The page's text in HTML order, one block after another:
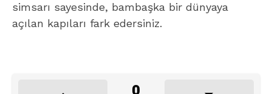
simsarı sayesinde, bambaşka bir dünyaya
açılan kapıları fark edersiniz.